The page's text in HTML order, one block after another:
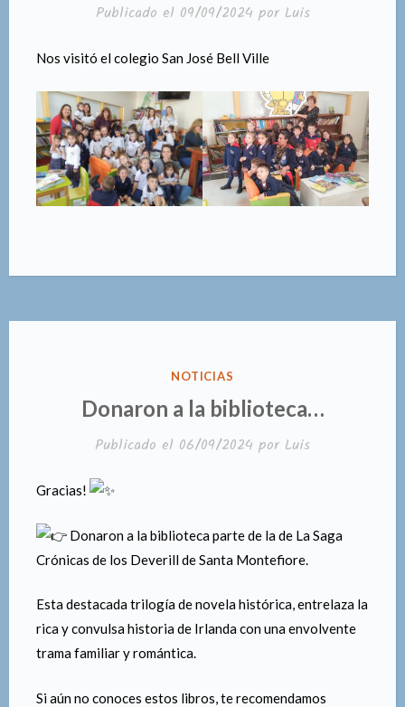
Publicado el 09/09/2024 por Luis
Nos visitó el colegio San José Bell Ville
PUBLICADO
NOTICIAS
Donaron a la biblioteca…
Publicado el 06/09/2024 por Luis
Gracias!
Donaron a la biblioteca parte de la de La Saga
Crónicas de los Deverill de Santa Montefiore.
Esta destacada trilogía de novela histórica, entrelaza la
rica y convulsa historia de Irlanda con una envolvente
trama familiar y romántica.
Siaún no conoces estos libros, te recomendamos